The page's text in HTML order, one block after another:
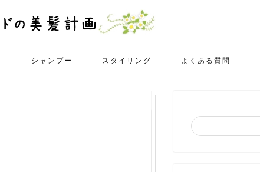
シャンプー スタイリング よくある質問